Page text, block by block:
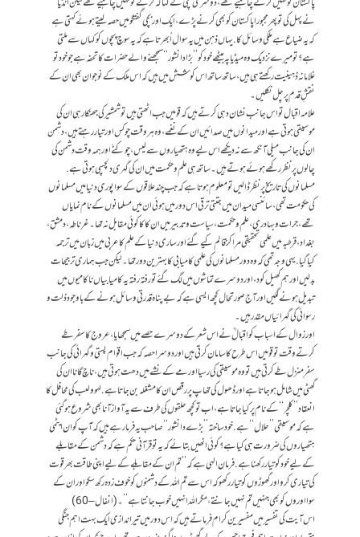
نے پہل کی تو پھر مجبورا پاکستان کو بھی کرنے پڑے، ایک اور بچی گفتگو میں حصہ لیتے ہوئے کہتی ہے
کہ یہ ضیاع ہے ملکی وسائل کا. یہاں ذہن میں یہ سوال اُبھرتا ہے کہ یہ سوچ پچوں کو کہاں سے ملتی
ہے؟ تو میرے نزدیک وہ میڈیا پہ بیٹھے خود کو ’’بڑا دانشور‘‘ سمجھنے والے حضرات کا تحفہ ہے جو خود تو
غلامانہ ذہینیت رکھتے ہی ہیں، ساتھ ساتھ اس کوشش میں ہیں کہ اس ملک کے نوجوان بھی ان کے
نقشِ قدم پر چل نکلیں۔
علامہ اقبال تو اس جانب نشان دہی کرتے ہیں کہ قومیں جب اٹھتی ہیں تو شمشیر کی جھنکار ہی ان کی
موسیقی ہوتی ہے اور میدانوں میں صدائیں ان کے نغمے، وہ ہر وقت چوکس اور تیار رہتے ہیں، دشمن
ان کی جانب میلی آنکھ سے نہ دیکھے اس لیے وہ ہتھیاروں سے لیس، چوکنّے اور ہمہ وقت دشمن کی
چالوں پر نظر رکھے ہوئے ہوتے ہیں۔ ساتھ ہی علم و حکمت میں ان کی گہری دلچسپی ہوتی ہے.
مسلمانوں کی تاریخ پر نظر ڈالیں تو معلوم ہوتا ہے کہ جب چند علاقوں کے سوا پوری دنیا میں مسلمانوں
کی حکومت تھی، سائنسی میدان میں جتتی ترقی اس دور میں ہوئی ان میں مسلمانوں کے نام نمایاں
تھے، جرات و بہادری، علم و حکمت، سیاست و تدبیر میں ان کا کا کوئی مقابل نہ تھا۔ غرناطہ، دمشق،
بغداد، قرطبہ میں علمی تحقیقی مراکز قائم کیے گئے اور ساری دنیا کے علم کا عربی میں زبان میں ترجمہ
کیاگیا. یہی وجہ تھی کہ وہ دور مسلمانوں کی علمی کامیابی کا بہترین دور تھا۔ لیکن جب ہماری ترجیحات
بدلیں اور ہم کھیل کود، اور دوسرے تماشوں میں لگ گئے تو رفتہ رفتہ یہ کامیابیاں ناکامیوں میں
تبدیل ہونے لگیں اور آج صورتحال کچھ ایسی ہے کہ بےپناہ قدرتی وسائل ہونے کے باوجود ذلت و
رسوائی کی گہرائیاں مقدر ہیں۔
اور زوال کے اسباب کو اقبالؒ نے اس شعر کے دوسرے حصے میں سمجھایا، عروج کا سفر طے
کرتے وقت تو قومیں اس طرح کا سامان کرتی ہیں اور دوسرا حصہ کہ جب اقوام پستی و گہرائی کی جانب
سفرِ منزل طے کرتی ہیں تو وہ موسیقی کی رسیا اور مے کے نشے میں دھت ہوتی ہیں، ناچ گانا ان کی
گھٹی میں شامل ہوجاتا ہے اور ڈھول کی تھاپ پر رقص ان کا مشغلہ بن جاتا ہے. لہو و لعب کی محافل کا
انعقاد ’’ کلچر‘‘ کے نام پر کیا جاتا ہے، اب تو کچھ حلقوں کی طرف سے یہ آواز آنا بھی شروع ہوگئی
ہے کہ موسیقی ’’حلال‘‘ ہے. خودساختہ ’’بڑے دانشور‘‘ صاحب یہ فرما رہے ہیں کہ آپ کو ان ایٹمی
ہتھیاروں کی ضرورت ہی کیا ہے؟ کوئی انھیں بتائے کہ یہ تو قرآنی حکم ہے کہ دشمن کے مقابلے
کےلیے خود کو تیار رکھنا ہے. فرمان الہی ہے کہ ’’تم ان کے مقابلے کے لیے اپنی طاقت بھر قوت
کی تیاری کرو اور گھوڑوں کو تیار رکھو کہ اس سے تم اللہ کے دشمنوں کو خوف زدہ رکھ سکو اور ان کے
سوا اوروں کو بھی جنہیں تم نہیں جانتے، مگر اللہ انہیں خوب جانتا ہے‘‘۔ ( انفال – 60 )
اس آیت کی تفسیر میں مفسیرینِ کرام فرماتے ہیں کہ اس دور میں تیر اندازی ایک بہت اہم جنگی